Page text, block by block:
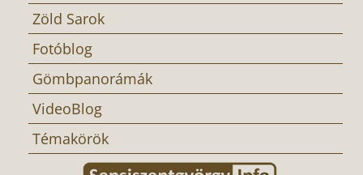
Zöld Sarok
Fotóblog
Gömbpanorámák
VideoBlog
Témakörök